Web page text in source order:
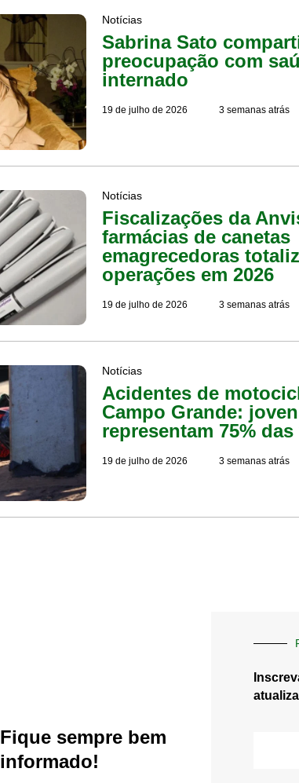
Notícias
Sabrina Sato
preocupação com
internado
19 de julho de 2026 3 semanas atrás
Notícias
Fiscalizações da
farmácias de canetas
emagrecedoras
operações em 2026
19 de julho de 2026 3 semanas atrás
Notícias
Acidentes de
Campo Grande:
representam 75%
19 de julho de 2026 3 semanas atrás
Fique sempre bem
informado!